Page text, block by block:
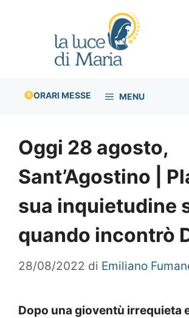
ORARI MESSE MENU
Oggi 28 agosto,
Sant’Agostino |
sua inquietudine
quando incontrò
28/08/2022 di Emiliano
Dopo una gioventù irrequieta